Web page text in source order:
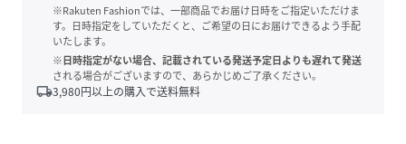
※Rakuten Fashionでは、一部商品でお届け日時をご指定いただけま
す。日時指定をしていただくと、ご希望の日にお届けできるよう手配
いたします。
※日時指定がない場合、記載されている発送予定日よりも遅れて発送
される場合がございますので、あらかじめご了承ください。
local_shipping3,980円以上の購入で送料無料